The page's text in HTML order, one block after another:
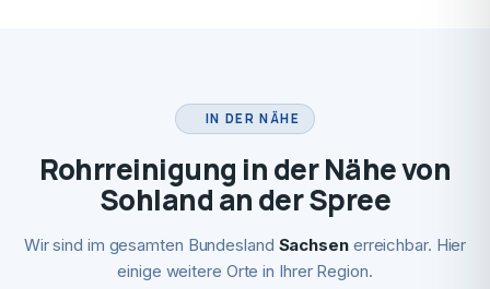
IN DER NÄHE
Rohrreinigung in der Nähe von
Sohland an der Spree
Wir sind im gesamten Bundesland Sachsenerreichbar. Hier
einige weitere Orte in Ihrer Region.